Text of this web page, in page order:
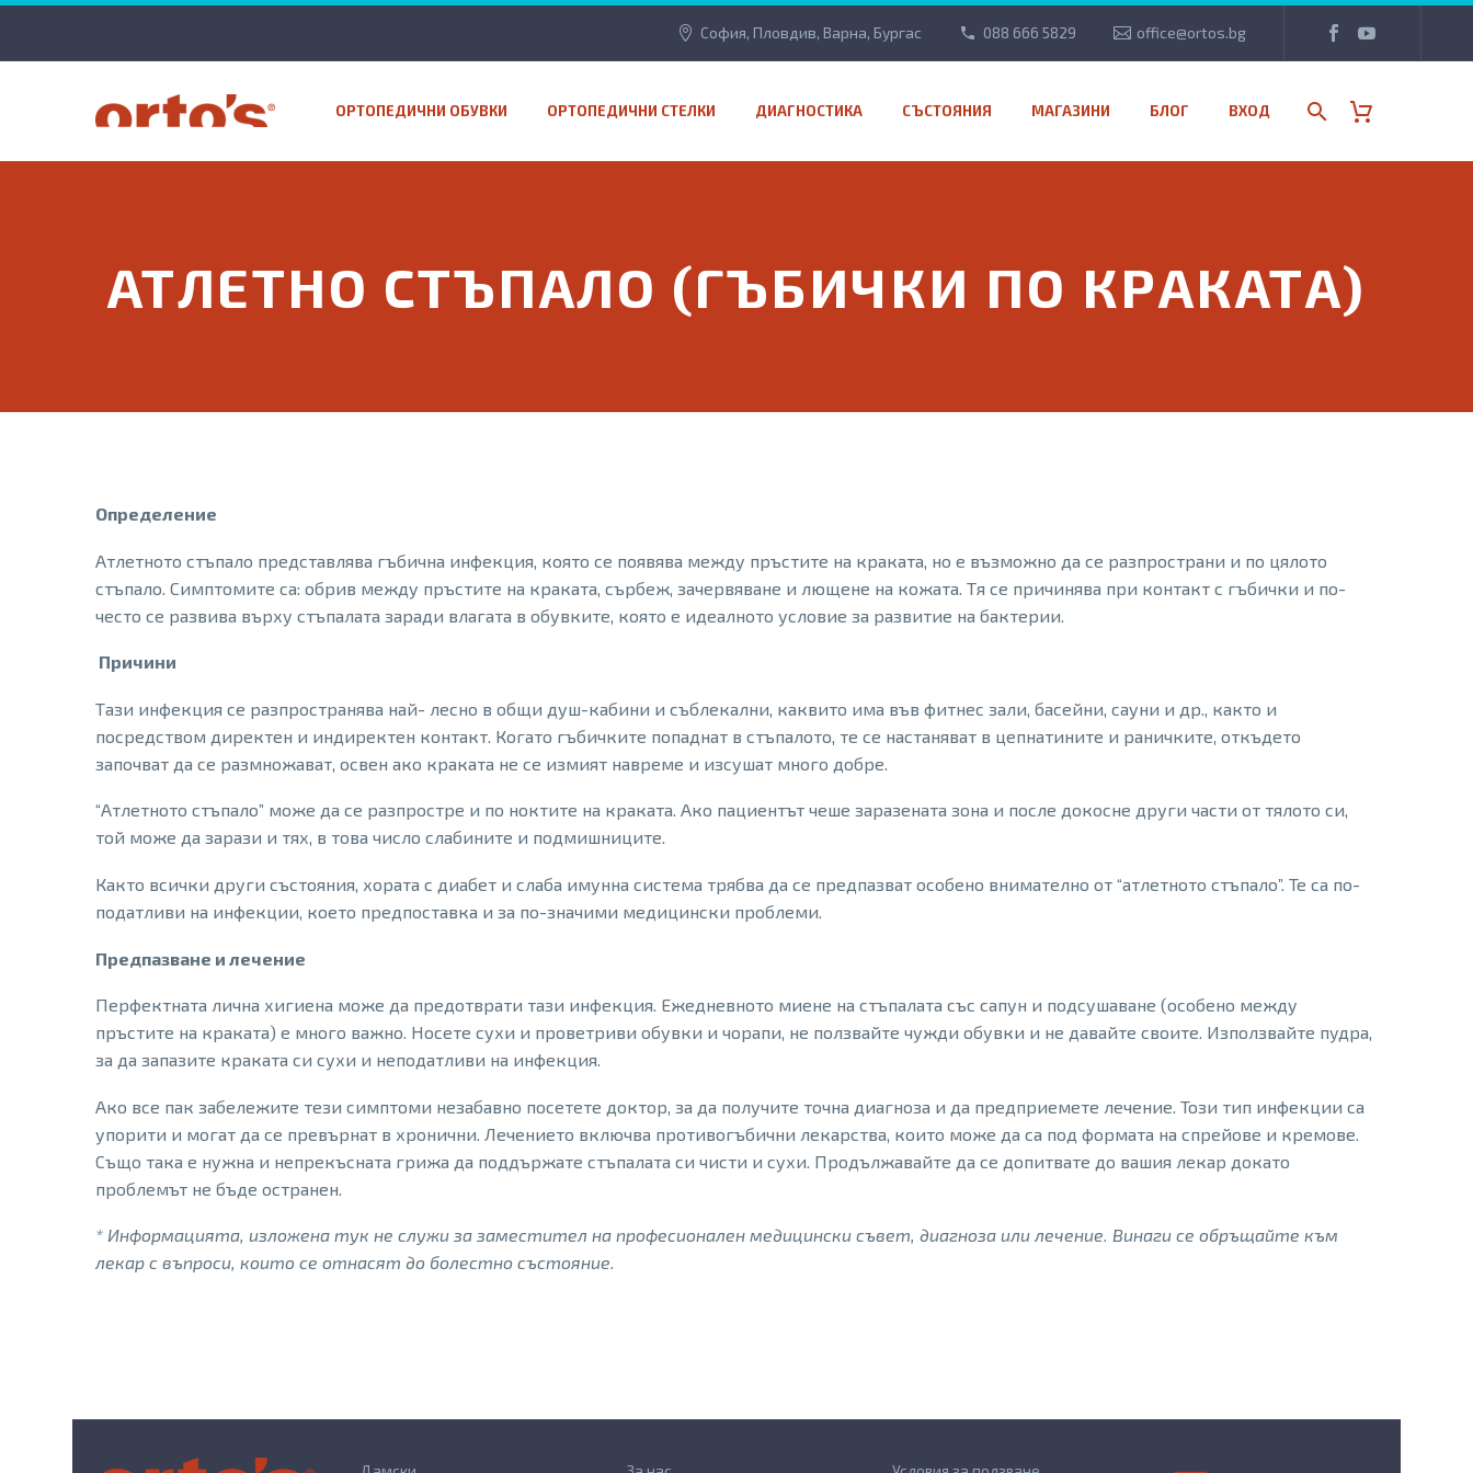
София, Пловдив, Варна, Бургас 088 666 5829 office@ortos.bg
ОРТОПЕДИЧНИ ОБУВКИ ОРТОПЕДИЧНИ СТЕЛКИ ДИАГНОСТИКА СЪСТОЯНИЯ МАГАЗИНИ БЛОГ ВХОД
АТЛЕТНО СТЪПАЛО (ГЪБИЧКИ ПО КРАКАТА)
Определение
Атлетното стъпало представлява гъбична инфекция, която се появява между пръстите на краката, но е възможно да се разпространи и по цялото
стъпало. Симптомите са: обрив между пръстите на краката, сърбеж, зачервяване и лющене на кожата. Тя се причинява при контакт с гъбички и по-
често се развива върху стъпалата заради влагата в обувките, която е идеалното условие за развитие на бактерии.
Причини
Тази инфекция се разпространява най- лесно в общи душ-кабини и съблекални, каквито има във фитнес зали, басейни, сауни и др., както и
посредством директен и индиректен контакт. Когато гъбичките попаднат в стъпалото, те се настаняват в цепнатините и раничките, откъдето
започват да се размножават, освен ако краката не се измият навреме и изсушат много добре.
“Атлетното стъпало” може да се разпростре и по ноктите на краката. Ако пациентът чеше заразената зона и после докосне други части от тялото си,
той може да зарази и тях, в това число слабините и подмишниците.
Както всички други състояния, хората с диабет и слаба имунна система трябва да се предпазват особено внимателно от “атлетното стъпало”. Те са по-
податливи на инфекции, което предпоставка и за по-значими медицински проблеми.
Предпазване и лечение
Перфектната лична хигиена може да предотврати тази инфекция. Ежедневното миене на стъпалата със сапун и подсушаване (особено между
пръстите на краката) е много важно. Носете сухи и проветриви обувки и чорапи, не ползвайте чужди обувки и не давайте своите. Използвайте пудра,
за да запазите краката си сухи и неподатливи на инфекция.
Ако все пак забележите тези симптоми незабавно посетете доктор, за да получите точна диагноза и да предприемете лечение. Този тип инфекции са
упорити и могат да се превърнат в хронични. Лечението включва противогъбични лекарства, които може да са под формата на спрейове и кремове.
Също така е нужна и непрекъсната грижа да поддържате стъпалата си чисти и сухи. Продължавайте да се допитвате до вашия лекар докато
проблемът не бъде остранен.
* Информацията, изложена тук не служи за заместител на професионален медицински съвет, диагноза или лечение. Винаги се обръщайте към
лекар с въпроси, които се отнасят до болестно състояние.